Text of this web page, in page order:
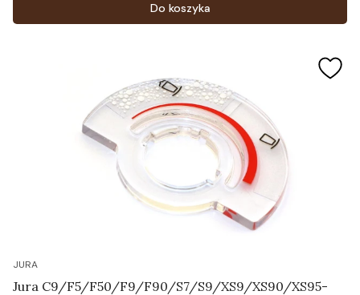
Do koszyka
JURA
Jura C9/F5/F50/F9/F90/S7/S9/XS9/XS90/XS95-